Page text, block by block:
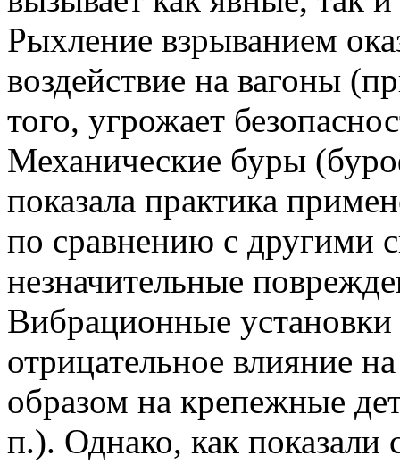
Рыхление взрыванием
воздействие на вагоны
того, угрожает
Механические буры
показала практика
по сравнению с другими
незначительные
Вибрационные установки
отрицательное влияние
образом на крепежные
п.). Однако, как показали